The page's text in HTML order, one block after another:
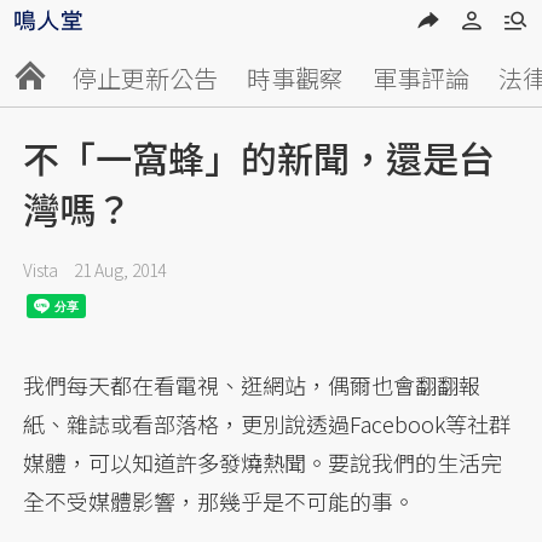
停止更新公告 時事觀察 軍事評論 法
不「一窩蜂」的新聞，還是台
灣嗎？
Vista 21 Aug, 2014
我們每天都在看電視、逛網站，偶爾也會翻翻報
紙、雜誌或看部落格，更別說透過Facebook等社群
媒體，可以知道許多發燒熱聞。要說我們的生活完
全不受媒體影響，那幾乎是不可能的事。